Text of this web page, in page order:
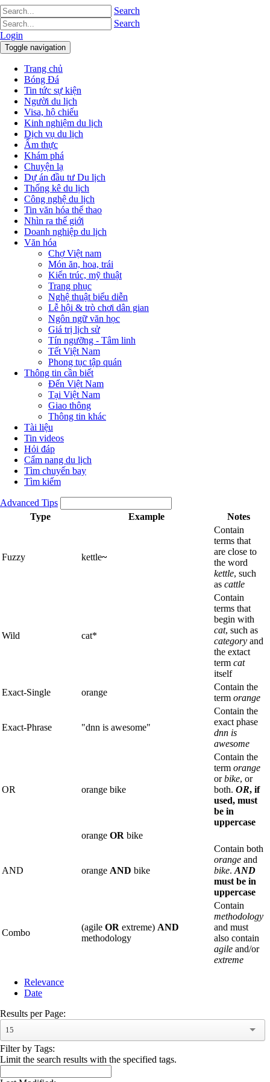
Search
Search
Login
Toggle navigation
Trang chủ
Bóng Đá
Tin tức sự kiện
Người du lịch
Visa, hộ chiếu
Kinh nghiệm du lịch
Dịch vụ du lịch
Ẩm thực
Khám phá
Chuyện lạ
Dự án đầu tư Du lịch
Thống kê du lịch
Công nghệ du lịch
Tin văn hóa thể thao
Nhìn ra thế giới
Doanh nghiệp du lịch
Văn hóa
Chợ Việt nam
Món ăn, hoa, trái
Kiến trúc, mỹ thuật
Trang phục
Nghệ thuật biểu diễn
Lễ hội & trò chơi dân gian
Ngôn ngữ văn học
Giá trị lịch sử
Tín ngưỡng - Tâm linh
Tết Việt Nam
Phong tục tập quán
Thông tin cần biết
Đến Việt Nam
Tại Việt Nam
Giao thông
Thông tin khác
Tài liệu
Tin videos
Hỏi đáp
Cẩm nang du lịch
Tìm chuyến bay
Tìm kiếm
Advanced Tips
Type
Example Notes
Fuzzy kettle~
Contain
terms that
are close to
the word
kettle, such
as cattle
Wild cat*
Contain
terms that
begin with
cat, such as
category and
the extact
term cat
itself
Exact-Single
orange
Contain the
term orange
Exact-Phrase "dnn is awesome"
Contain the
exact phase
dnn is
awesome
OR orange bike
Contain the
term orange
orbike, or
both. OR, if
used, must
be in
uppercase
orange OR bike
AND orange AND bike
Contain both
orange and
bike. AND
must be in
uppercase
Combo
(agile OR extreme) AND
methodology
Contain
methodology
and must
also contain
agile and/or
extreme
Relevance
Date
Results per Page:
15
Filter by Tags:
Limit the search results with the specified tags.